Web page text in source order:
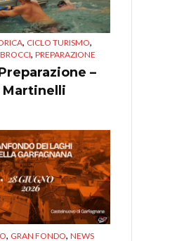
, CICLO TURISMO,
, PREPARAZIONE
–
Martinelli
, GRAN FONDO, NEWS